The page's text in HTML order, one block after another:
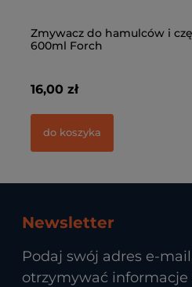
Zmywacz do hamulców i
600ml Forch
16,00 zł
do koszyka
Newsletter
Podaj swój adres e-
otrzymywać informacje